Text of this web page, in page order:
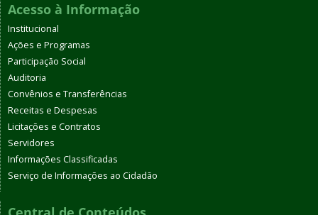
Acesso à Informação
Institucional
Ações e Programas
Participação Social
Auditoria
Convênios e Transferências
Receitas e Despesas
Licitações e Contratos
Servidores
Informações Classificadas
Serviço de Informações ao Cidadão